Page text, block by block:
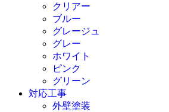
クリアー
ブルー
グレージュ
グレー
ホワイト
ピンク
グリーン
対応工事
外壁塗装